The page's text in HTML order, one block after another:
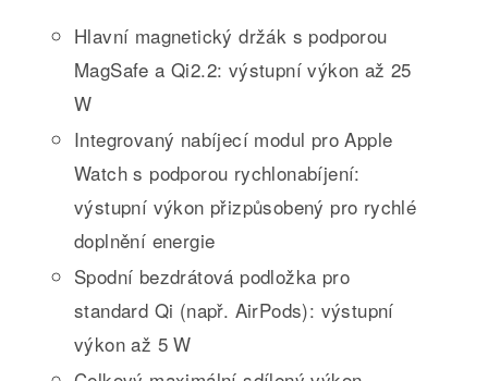
Hlavní magnetický držák s podporou
MagSafe a Qi2.2: výstupní výkon až 25
W
Integrovaný nabíjecí modul pro Apple
Watch s podporou rychlonabíjení:
výstupní výkon přizpůsobený pro rychlé
doplnění energie
Spodní bezdrátová podložka pro
standard Qi (např. AirPods): výstupní
výkon až 5 W